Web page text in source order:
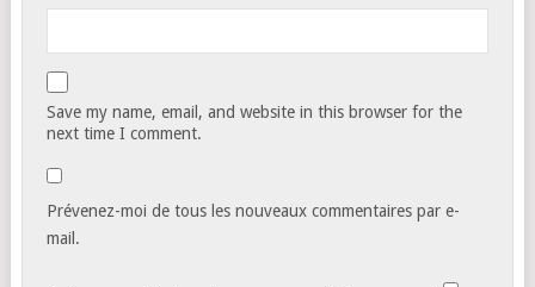
Save my name, email, and website in this browser for the
next time I comment.
Prévenez-moi de tous les nouveaux commentaires par e-
mail.